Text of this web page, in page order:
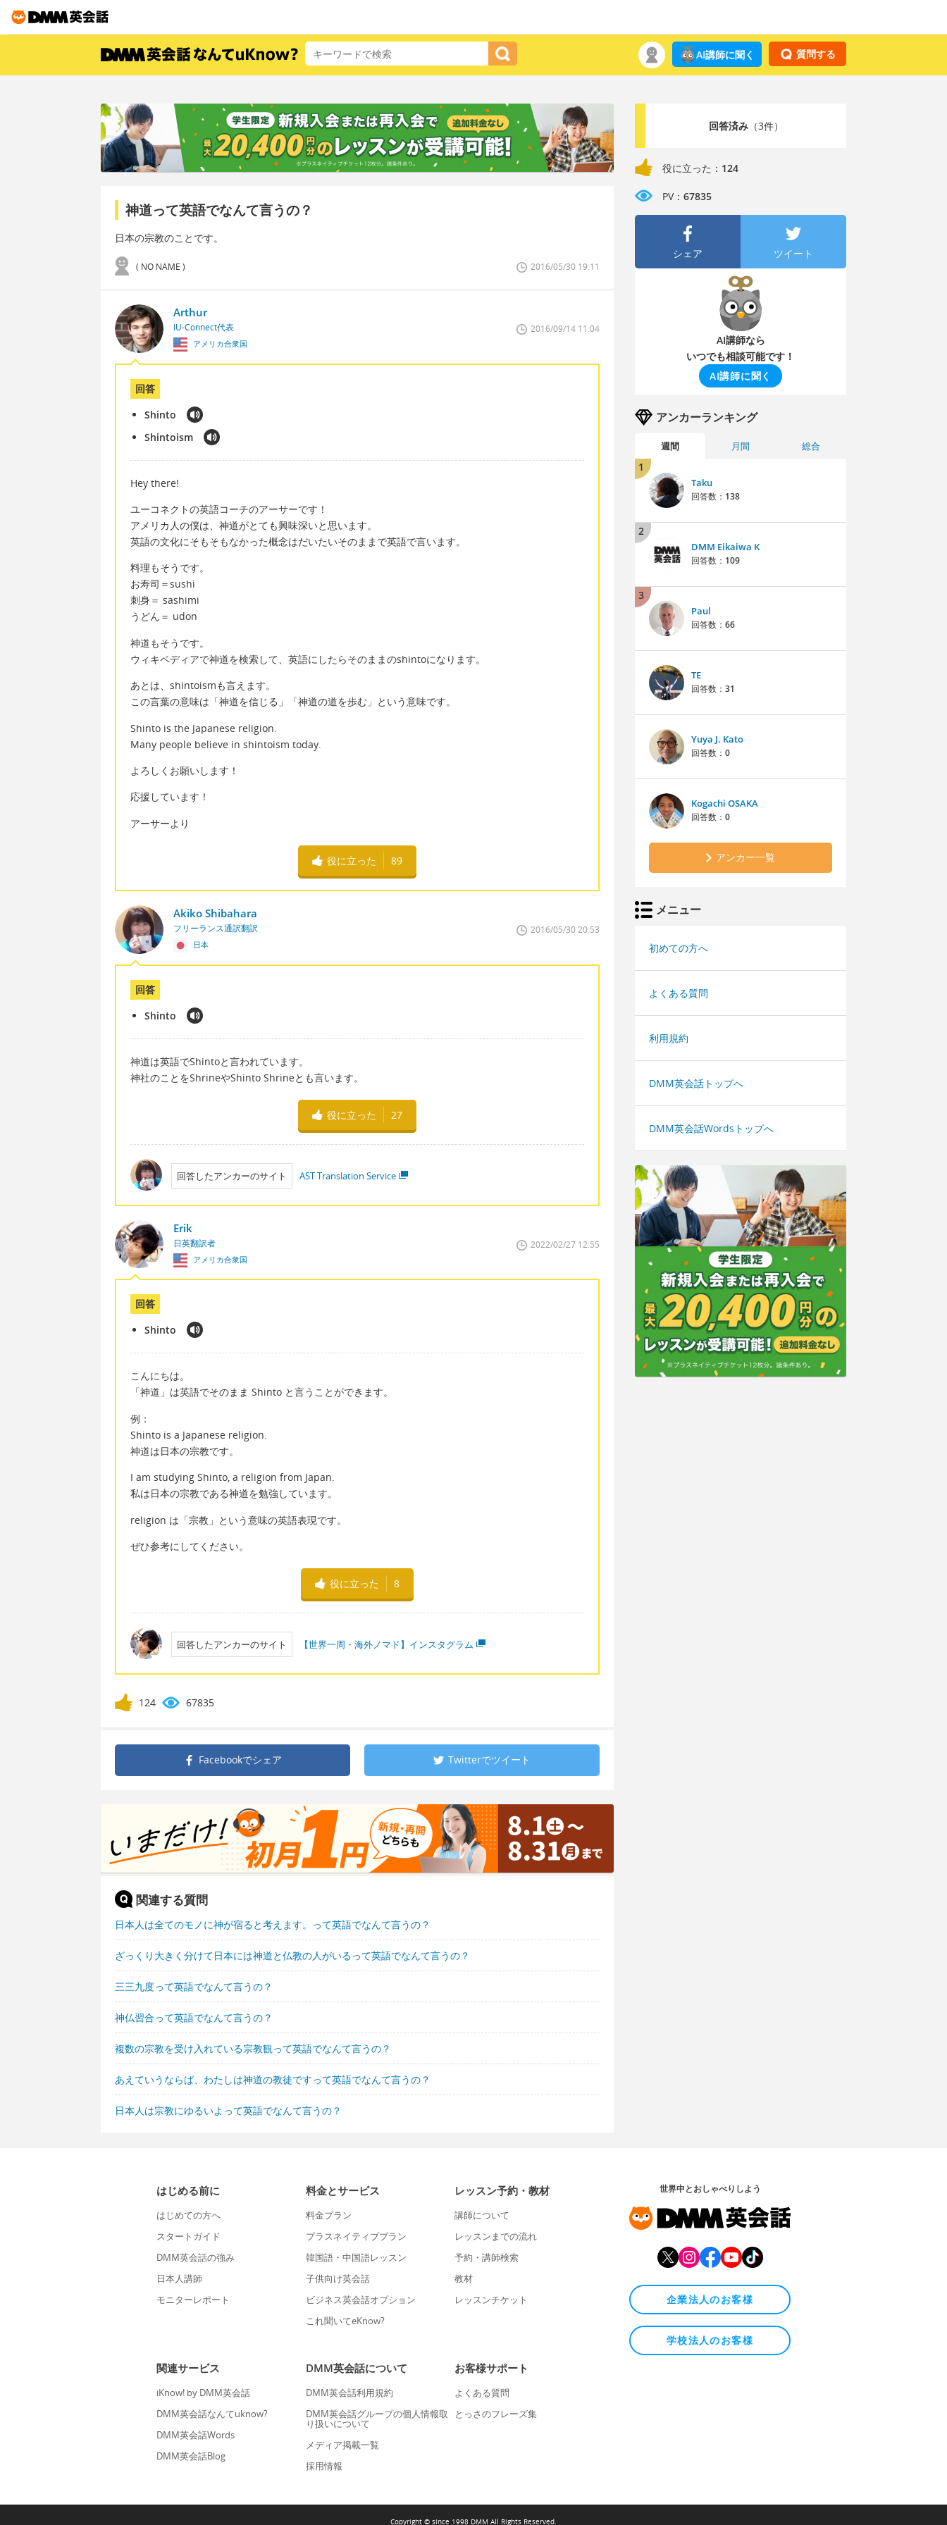
質問する
AI講師に聞く
神道って英語でなんて言うの？
日本の宗教のことです。
( NO NAME ) 2016/05/30 19:11
Arthur
IU-Connect代表
アメリカ合衆国
2016/09/14 11:04
回答
Shinto
Shintoism
Hey there!
ユーコネクトの英語コーチのアーサーです！
アメリカ人の僕は、神道がとても興味深いと思います。
英語の文化にそもそもなかった概念はだいたいそのままで英語で言います。
料理もそうです。
お寿司＝sushi
刺身＝ sashimi
うどん＝ udon
神道もそうです。
ウィキペディアで神道を検索して、英語にしたらそのままのshintoになります。
あとは、shintoismも言えます。
この言葉の意味は「神道を信じる」「神道の道を歩む」という意味です。
Shinto is the Japanese religion.
Many people believe in shintoism today.
よろしくお願いします！
応援しています！
アーサーより
役に立った 89
Akiko Shibahara
フリーランス通訳翻訳
日本
2016/05/30 20:53
回答
Shinto
神道は英語でShintoと言われています。
神社のことをShrineやShinto Shrineとも言います。
役に立った 27
回答したアンカーのサイト AST Translation Service
Erik
日英翻訳者
アメリカ合衆国
2022/02/27 12:55
回答
Shinto
こんにちは。
「神道」は英語でそのまま Shinto と言うことができます。
例：
Shinto is a Japanese religion.
神道は日本の宗教です。
I am studying Shinto, a religion from Japan.
私は日本の宗教である神道を勉強しています。
religion は「宗教」という意味の英語表現です。
ぜひ参考にしてください。
役に立った 8
回答したアンカーのサイト 【世界一周・海外ノマド】インスタグラム
124 67835
Facebookでシェア Twitterでツイート
関連する質問
日本人は全てのモノに神が宿ると考えます。って英語でなんて言うの？
ざっくり大きく分けて日本には神道と仏教の人がいるって英語でなんて言うの？
三三九度って英語でなんて言うの？
神仏習合って英語でなんて言うの？
複数の宗教を受け入れている宗教観って英語でなんて言うの？
あえていうならば、わたしは神道の教徒ですって英語でなんて言うの？
日本人は宗教にゆるいよって英語でなんて言うの？
回答済み（3件）
役に立った： 124
PV： 67835
シェア ツイート
AI講師なら
いつでも相談可能です！
AI講師に聞く
アンカーランキング
週間 月間 総合
1
Taku
回答数： 138
2
DMM Eikaiwa K
回答数： 109
3
Paul
回答数： 66
TE
回答数： 31
Yuya J. Kato
回答数： 0
Kogachi OSAKA
回答数： 0
アンカー一覧
メニュー
初めての方へ
よくある質問
利用規約
DMM英会話トップへ
DMM英会話Wordsトップへ
はじめる前に
はじめての方へ
スタートガイド
DMM英会話の強み
日本人講師
モニターレポート
料金とサービス
料金プラン
プラスネイティブプラン
韓国語・中国語レッスン
子供向け英会話
ビジネス英会話オプション
これ聞いてeKnow?
レッスン予約・教材
講師について
レッスンまでの流れ
予約・講師検索
教材
レッスンチケット
関連サービス
iKnow! by DMM英会話
DMM英会話なんてuknow?
DMM英会話Words
DMM英会話Blog
DMM英会話について
DMM英会話利用規約
DMM英会話グループの個人情報取
り扱いについて
メディア掲載一覧
採用情報
お客様サポート
よくある質問
とっさのフレーズ集
世界中とおしゃべりしよう
企業法人のお客様
学校法人のお客様
Copyright © since 1998 DMM All Rights Reserved.